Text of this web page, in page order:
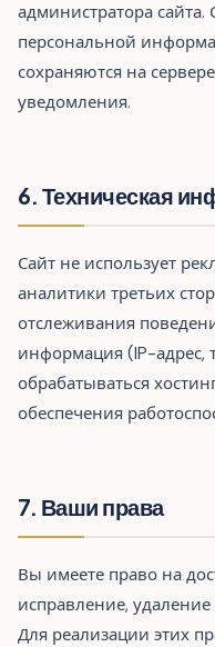
администратора сайта.
персональной
сохраняются на
уведомления.
6. Техническая
Сайт не использует
аналитики третьих
отслеживания
информация (IP-адрес,
обрабатываться
обеспечения
7. Ваши права
Вы имеете право на
исправление,
Для реализации этих